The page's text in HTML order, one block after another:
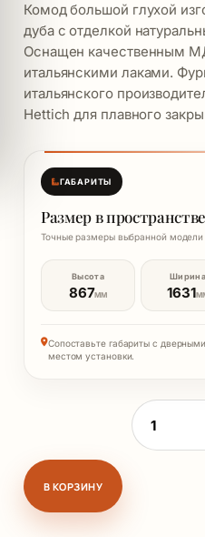
Комод большой глухой
дуба с отделкой
Оснащен качественным
итальянскими лаками.
итальянского
Hettich для плавного
ГАБАРИТЫ
Размер в пространстве
Точные размеры выбранной модели
Высота
867ММ
Ширина
1631
Сопоставьте габариты с
местом установки.
В КОРЗИНУ